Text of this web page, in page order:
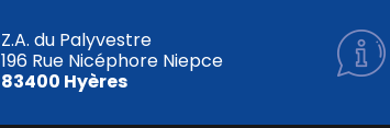
Z.A. du Palyvestre
196 Rue Nicéphore Niepce
83400 Hyères